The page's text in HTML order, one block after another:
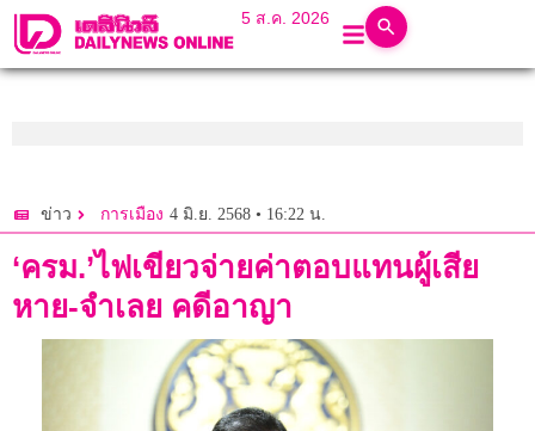
5 ส.ค. 2026
ข่าว การเมือง 4 มิ.ย. 2568 • 16:22 น.
‘ครม.’ไฟเขียวจ่ายค่าตอบแทนผู้เสีย
หาย-จำเลย คดีอาญา